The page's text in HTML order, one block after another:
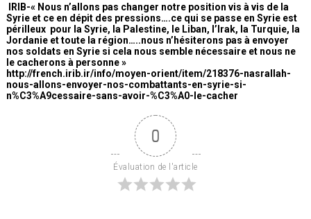
IRIB-« Nous n’allons pas changer notre position vis à vis de la
Syrie et ce en dépit des pressions….ce qui se passe en Syrie est
périlleux pour la Syrie, la Palestine, le Liban, l’Irak, la Turquie, la
Jordanie et toute la région…..nous n’hésiterons pas à envoyer
nos soldats en Syrie si cela nous semble nécessaire et nous ne
le cacherons à personne »
http://french.irib.ir/info/moyen-orient/item/218376-nasrallah-
nous-allons-envoyer-nos-combattants-en-syrie-si-
n%C3%A9cessaire-sans-avoir-%C3%A0-le-cacher
0
Évaluation de l'article